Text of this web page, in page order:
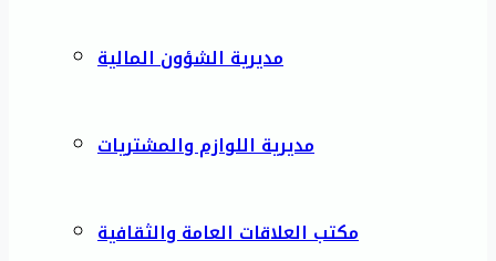
مديرية الشؤون المالية
مديرية اللوازم والمشتريات
مكتب العلاقات العامة والثقافية